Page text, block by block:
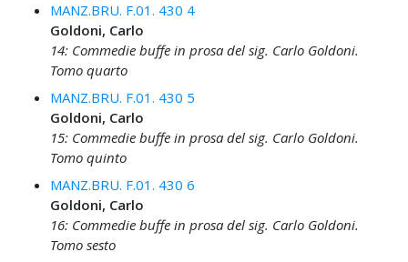
MANZ.BRU. F.01. 430 4
Goldoni, Carlo
14: Commedie buffe in prosa del sig. Carlo Goldoni.
Tomo quarto
MANZ.BRU. F.01. 430 5
Goldoni, Carlo
15: Commedie buffe in prosa del sig. Carlo Goldoni.
Tomo quinto
MANZ.BRU. F.01. 430 6
Goldoni, Carlo
16: Commedie buffe in prosa del sig. Carlo Goldoni.
Tomo sesto